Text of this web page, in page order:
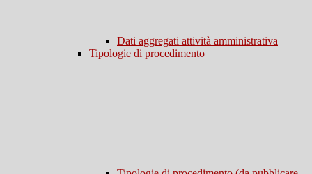
Dati aggregati attività amministrativa
Tipologie di procedimento